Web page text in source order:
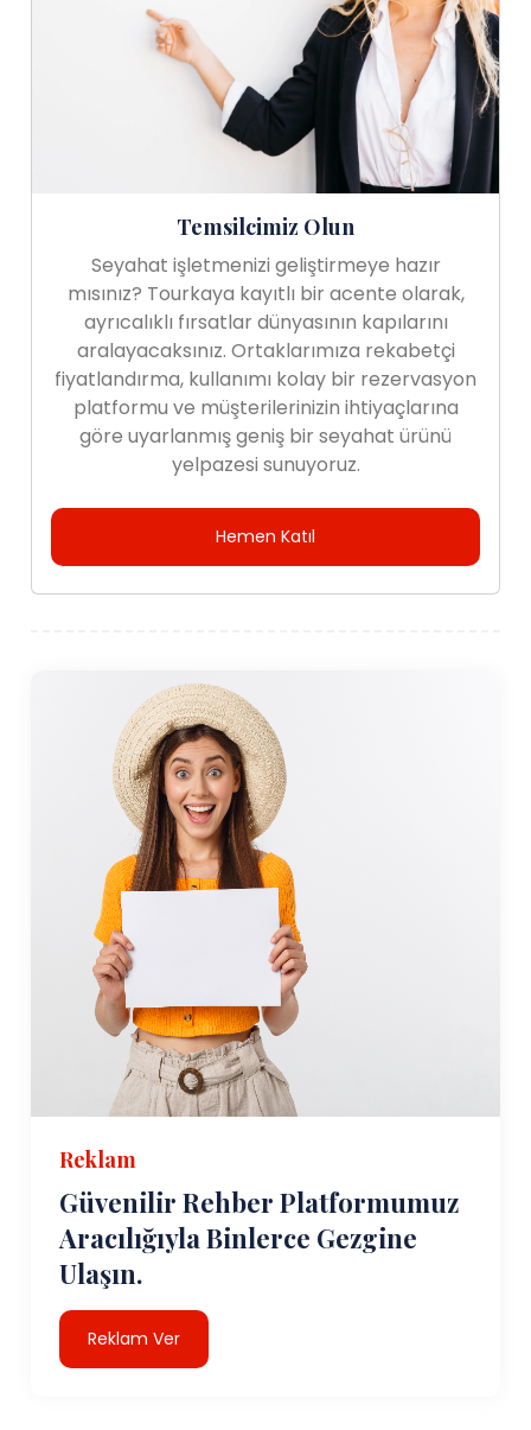
Temsilcimiz Olun
Seyahat işletmenizi geliştirmeye hazır
mısınız? Tourkaya kayıtlı bir acente olarak,
ayrıcalıklı fırsatlar dünyasının kapılarını
aralayacaksınız. Ortaklarımıza rekabetçi
fiyatlandırma, kullanımı kolay bir rezervasyon
platformu ve müşterilerinizin ihtiyaçlarına
göre uyarlanmış geniş bir seyahat ürünü
yelpazesi sunuyoruz.
Hemen Katıl
Reklam
Güvenilir Rehber Platformumuz
Aracılığıyla Binlerce Gezgine
Ulaşın.
Reklam Ver